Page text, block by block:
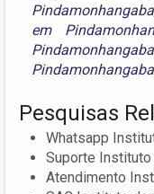
Pindamonhangaba
em
Pindamonhangaba
Pindamonhangaba
Pesquisas
Whatsapp
Suporte
Atendimento